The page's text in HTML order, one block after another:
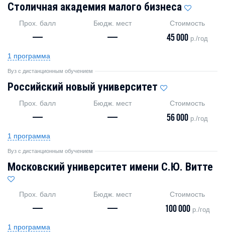
Столичная академия малого бизнеса
Прох. балл
—
Бюдж. мест
—
Стоимость
45 000 р./год
1 программа
Вуз с дистанционным обучением
Российский новый университет
Прох. балл
—
Бюдж. мест
—
Стоимость
56 000 р./год
1 программа
Вуз с дистанционным обучением
Московский университет имени С.Ю. Витте
Прох. балл
—
Бюдж. мест
—
Стоимость
100 000 р./год
1 программа